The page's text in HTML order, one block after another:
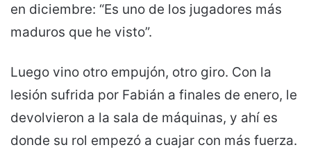
en diciembre: “Es uno de los jugadores más
maduros que he visto”.
Luego vino otro empujón, otro giro. Con la
lesión sufrida por Fabián a finales de enero, le
devolvieron a la sala de máquinas, y ahí es
donde su rol empezó a cuajar con más fuerza.